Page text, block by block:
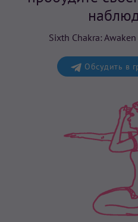
Sixth Chakra:
Обсудить в